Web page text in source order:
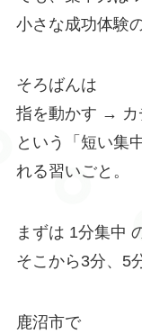
小さな成功体験
そろばんは
指を動かす → カ
という「短い集
れる習いごと。
まずは 1分集中
そこから3分、5
鹿沼市で